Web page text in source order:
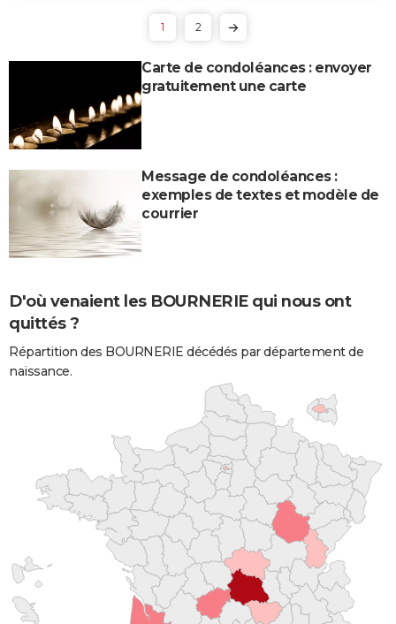
1 2
Carte de condoléances : envoyer
gratuitement une carte
Message de condoléances :
exemples de textes et modèle de
courrier
D'où venaient les BOURNERIE qui nous ont
quittés ?
Répartition des BOURNERIE décédés par département de
naissance.